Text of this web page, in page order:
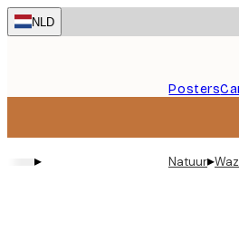
Skip
to
NLD
Posters
▸ Natuur▸